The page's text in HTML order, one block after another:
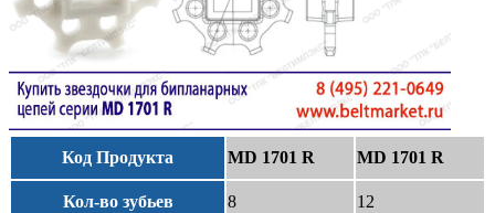
Код Продукта MD 1701 R MD 1701 R
Кол-во зубьев 8 12